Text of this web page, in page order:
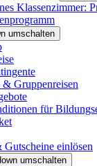
Klassenzimmer:
umschalten
& Gruppenreisen
für
Gutscheine einlösen
umschalten